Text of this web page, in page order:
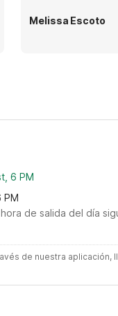
Melissa Escoto
6 PM
PM
de salida del día
de nuestra